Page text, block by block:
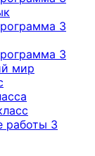
3
3
мир
работы 3